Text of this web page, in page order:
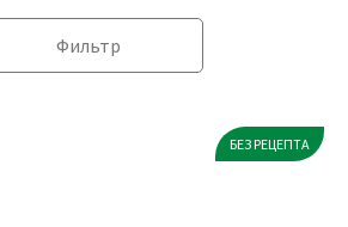
Фильтр
БЕЗ РЕЦЕПТА